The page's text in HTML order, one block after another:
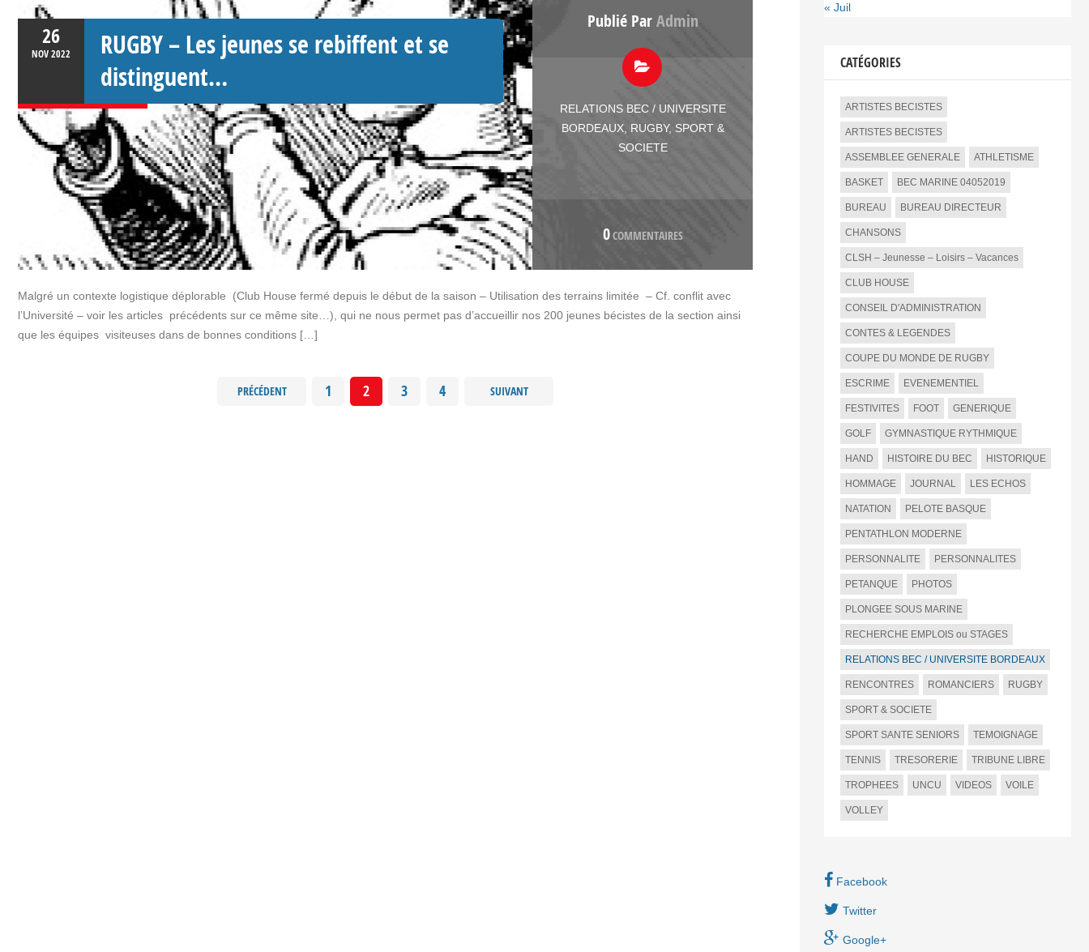
26
NOV2022
RUGBY – Les jeunes se rebiffent et se
distinguent…
Publié ParAdmin
RELATIONS BEC / UNIVERSITE
BORDEAUX, RUGBY, SPORT &
SOCIETE
0COMMENTAIRES
Malgré un contexte logistique déplorable (Club House fermé depuis le début de la saison – Utilisation des terrains limitée – Cf. conflit avec
l’Université – voir les articles précédents sur ce même site…), qui ne nous permet pas d’accueillir nos 200 jeunes bécistes de la section ainsi
que les équipes visiteuses dans de bonnes conditions […]
PRÉCÉDENT 1 2 3 4 SUIVANT
« Juil
CATÉGORIES
ARTISTES BECISTES
ARTISTES BECISTES
ASSEMBLEE GENERALE ATHLETISME
BASKET BEC MARINE 04052019
BUREAU BUREAU DIRECTEUR
CHANSONS
CLSH – Jeunesse – Loisirs – Vacances
CLUB HOUSE
CONSEIL D'ADMINISTRATION
CONTES & LEGENDES
COUPE DU MONDE DE RUGBY
ESCRIME EVENEMENTIEL
FESTIVITES FOOT GENERIQUE
GOLF GYMNASTIQUE RYTHMIQUE
HAND HISTOIRE DU BEC HISTORIQUE
HOMMAGE JOURNAL LES ECHOS
NATATION PELOTE BASQUE
PENTATHLON MODERNE
PERSONNALITE PERSONNALITES
PETANQUE PHOTOS
PLONGEE SOUS MARINE
RECHERCHE EMPLOIS ou STAGES
RELATIONS BEC / UNIVERSITE BORDEAUX
RENCONTRES ROMANCIERS RUGBY
SPORT & SOCIETE
SPORT SANTE SENIORS TEMOIGNAGE
TENNIS TRESORERIE TRIBUNE LIBRE
TROPHEES UNCU VIDEOS VOILE
VOLLEY
Facebook
Twitter
Google+